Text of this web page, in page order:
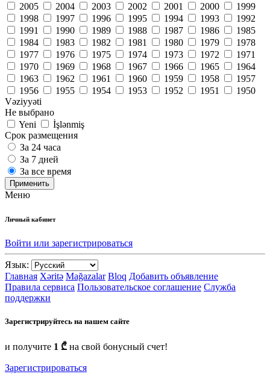
2005
2004 2003 2002 2001 2000
1999
1998
1997 1996 1995 1994 1993
1992
1991
1990 1989 1988 1987 1986
1985
1984
1983 1982 1981 1980 1979
1978
1977
1976 1975 1974 1973 1972
1971
1970
1969 1968 1967 1966 1965
1964
1963
1962 1961 1960 1959 1958
1957
1956
1955 1954 1953 1952 1951
1950
Vəziyyəti
Не выбрано
Yeni
İşlənmiş
Срок размещения
За 24 часа
За 7 дней
За все время
Применить
Меню
Личный кабинет
Войти или зарегистрироваться
Язык:
Главная Xəritə Mağazalar Bloq Добавить объявление
Правила сервиса Пользовательское соглашение Служба
поддержки
Зарегистрируйтесь на нашем сайте
и получите 1 ₾ на свой бонусный счет!
Зарегистрироваться